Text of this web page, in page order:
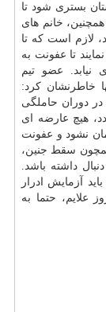
بستری شود تا
خانم های
لازم است که تا
تا عفونت به
نیابد. عضو تیم
خاطرنشان کرد:
در دوران حاملگی
هیچ عارضه ای
نشود و عفونت
همچون سقط جنین،
داشته باشد.
آزمایش ادرار
علایم، حتما به